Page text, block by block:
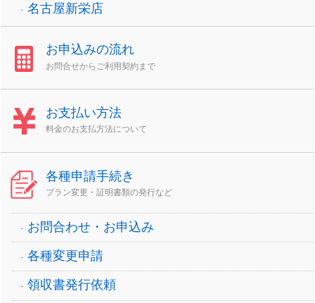
名古屋新栄店
お申込みの流れ
お問合せからご利用契約まで
お支払い方法
料金のお支払方法について
各種申請手続き
プラン変更・証明書類の発行など
お問合わせ・お申込み
各種変更申請
領収書発行依頼